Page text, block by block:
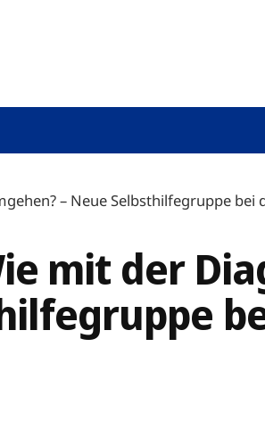
– Neue Selbsthilfegruppe
mit der